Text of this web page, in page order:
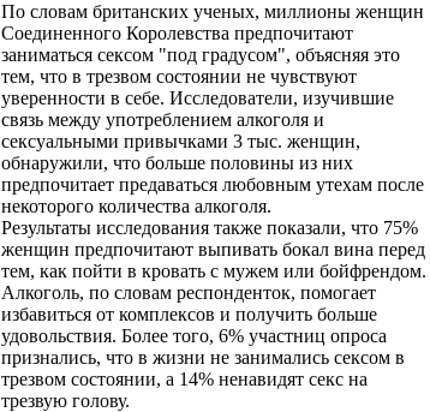
По словам британских ученых, миллионы женщин
Соединенного Королевства предпочитают
заниматься сексом "под градусом", объясняя это
тем, что в трезвом состоянии не чувствуют
уверенности в себе. Исследователи, изучившие
связь между употреблением алкоголя и
сексуальными привычками 3 тыс. женщин,
обнаружили, что больше половины из них
предпочитает предаваться любовным утехам после
некоторого количества алкоголя.
Результаты исследования также показали, что 75%
женщин предпочитают выпивать бокал вина перед
тем, как пойти в кровать с мужем или бойфрендом.
Алкоголь, по словам респонденток, помогает
избавиться от комплексов и получить больше
удовольствия. Более того, 6% участниц опроса
признались, что в жизни не занимались сексом в
трезвом состоянии, а 14% ненавидят секс на
трезвую голову.